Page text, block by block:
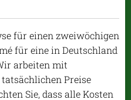
für einen zweiwöchigen
für eine in Deutschland
arbeiten mit
Preise
Sie, dass alle Kosten